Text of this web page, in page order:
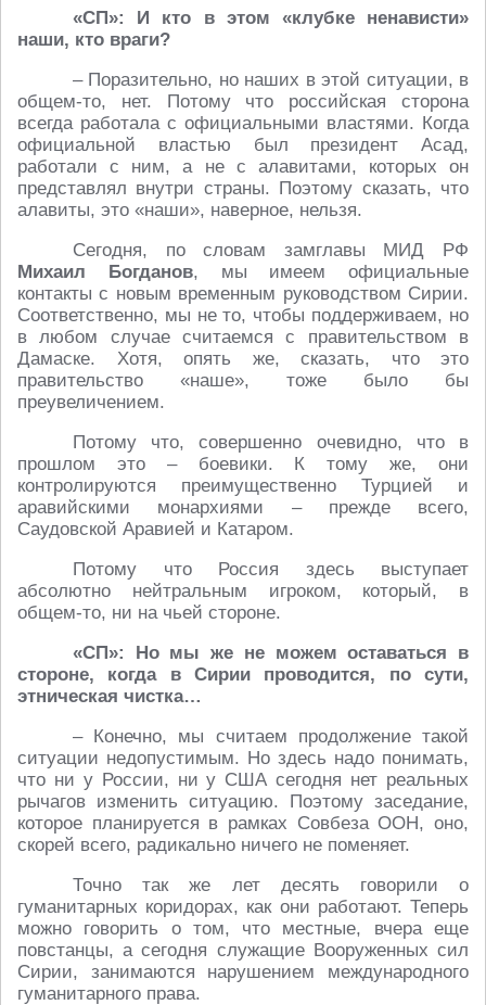
«СП»: И кто в этом «клубке ненависти»
наши, кто враги?
– Поразительно, но наших в этой ситуации, в
общем-то, нет. Потому что российская сторона
всегда работала с официальными властями. Когда
официальной властью был президент Асад,
работали с ним, а не с алавитами, которых он
представлял внутри страны. Поэтому сказать, что
алавиты, это «наши», наверное, нельзя.
Сегодня, по словам замглавы МИД РФ
Михаил
Богданов, мы имеем официальные
контакты с новым временным руководством Сирии.
Соответственно, мы не то, чтобы поддерживаем, но
в любом случае считаемся с правительством в
Дамаске. Хотя, опять же, сказать, что это
правительство «наше», тоже было бы
преувеличением.
Потому что, совершенно очевидно, что в
прошлом это – боевики. К тому же, они
контролируются преимущественно Турцией и
аравийскими монархиями – прежде всего,
Саудовской Аравией и Катаром.
Потому что Россия здесь выступает
абсолютно нейтральным игроком, который, в
общем-то, ни на чьей стороне.
«СП»: Но мы же не можем оставаться в
стороне, когда в Сирии проводится, по сути,
этническая чистка…
– Конечно, мы считаем продолжение такой
ситуации недопустимым. Но здесь надо понимать,
что ни у России, ни у США сегодня нет реальных
рычагов изменить ситуацию. Поэтому заседание,
которое планируется в рамках Совбеза ООН, оно,
скорей всего, радикально ничего не поменяет.
Точно так же лет десять говорили о
гуманитарных коридорах, как они работают. Теперь
можно говорить о том, что местные, вчера еще
повстанцы, а сегодня служащие Вооруженных сил
Сирии, занимаются нарушением международного
гуманитарного права.